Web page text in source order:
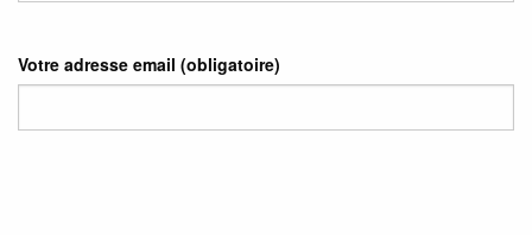
Votre adresse email (obligatoire)